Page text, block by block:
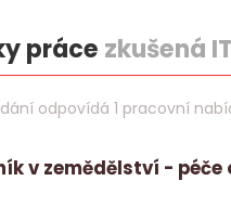
práce zkušená
odpovídá 1 pracovní
v zemědělství -